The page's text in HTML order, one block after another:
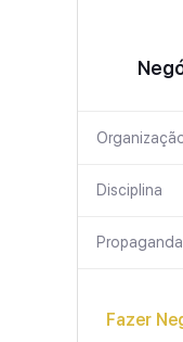
Disciplina
Propaganda
Fazer